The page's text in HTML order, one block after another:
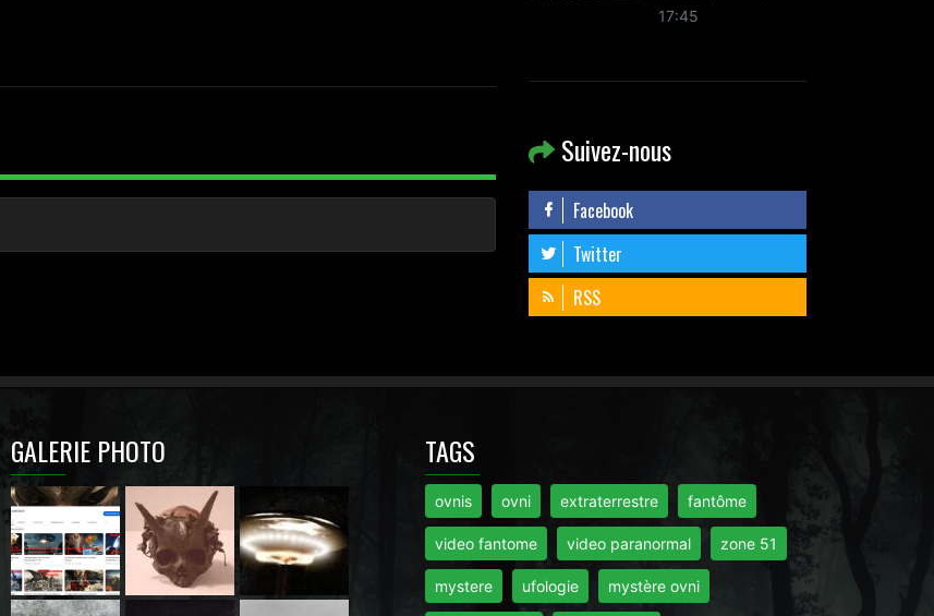
17:45
Suivez-nous
Facebook
Twitter
RSS
GALERIE PHOTO TAGS
ovnis ovni extraterrestre fantôme
video fantome video paranormal zone 51
mystere ufologie mystère ovni